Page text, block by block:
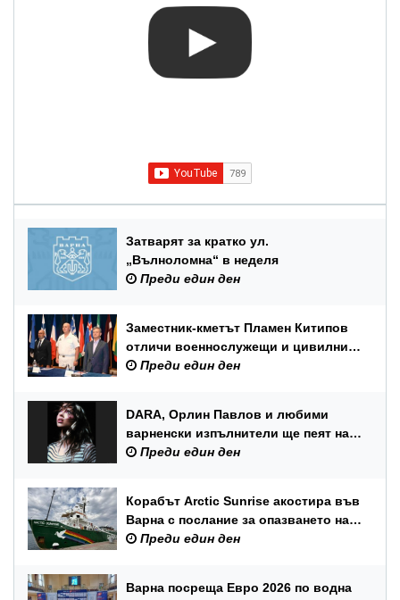
Затварят за кратко ул.
„Вълноломна“ в неделя
Преди един ден
Заместник-кметът Пламен Китипов
отличи военнослужещи и цивилни
служители по повод Празника на
Преди един ден
DARA, Орлин Павлов и любими
варненски изпълнители ще пеят на
празника на Варна
Преди един ден
Корабът Arctic Sunrise акостира във
Варна с послание за опазването на
Черно море
Преди един ден
Варна посреща Евро 2026 по водна